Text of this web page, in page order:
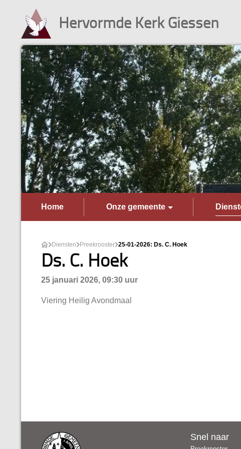
Hervormde Kerk Giessen
Home Onze gemeente
Diensten Preekrooster 25-01-2026: Ds. C. Hoek
Ds. C. Hoek
25 januari 2026, 09:30 uur
Viering Heilig Avondmaal
Snel naar